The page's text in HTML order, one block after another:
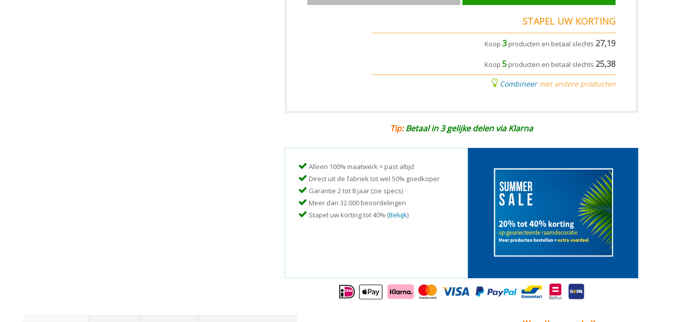
STAPEL UW KORTING
Koop 3 producten en betaal slechts 27,19
Koop 5 producten en betaal slechts 25,38
Combineermet andere producten
Tip:Betaal in 3 gelijke delen via Klarna
Alleen 100% maatwerk = past altijd
Direct uit de fabriek tot wel 50% goedkoper
Garantie 2 tot 8 jaar (zie specs)
Meer dan 32.000 beoordelingen
Stapel uw korting tot 40% (Bekijk)